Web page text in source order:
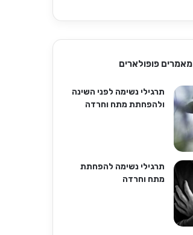
מאמרים פופולארים
תרגילי נשימה לפני השינה
ולהפחתת מתח וחרדה
תרגילי נשימה להפחתת
מתח וחרדה